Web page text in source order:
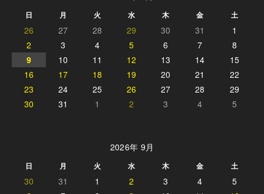
日 月 火 水 木 金 土
26 27 28 29 30 31
1
2
3 4 5 6 7
8
9
10 11 12 13 14
15
16
17 18 19 20 21
22
23
24 25 26 27 28
29
30
31 1 2 3 4 5
2026年 9月
日 月 火 水 木 金 土
30 31 1 2 3 4
5